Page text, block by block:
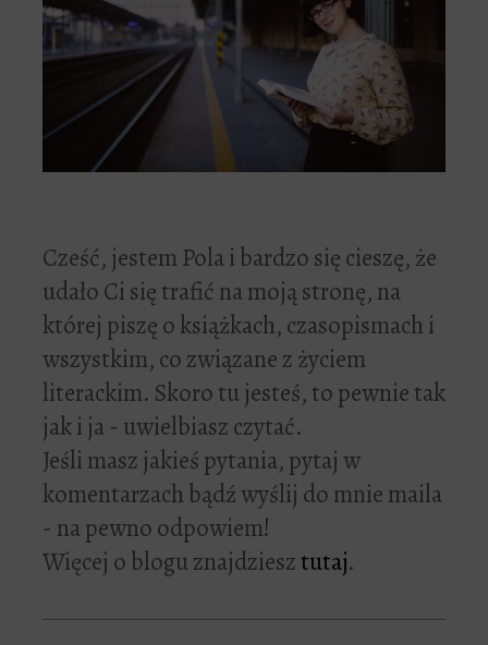
Cześć, jestem Pola i bardzo się cieszę, że
udało Ci się trafić na moją stronę, na
której piszę o książkach, czasopismach i
wszystkim, co związane z życiem
literackim. Skoro tu jesteś, to pewnie tak
jak i ja - uwielbiasz czytać.
Jeśli masz jakieś pytania, pytaj w
komentarzach bądź wyślij do mnie maila
- na pewno odpowiem!
Więcej o blogu znajdziesztutaj.